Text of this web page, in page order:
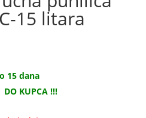
15 litara
15 dana
DO KUPCA !!!